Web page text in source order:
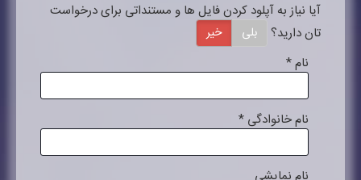
آیا نیاز به آپلود کردن فایل ها و مستنداتی برای درخواست
تان دارید؟
بلی خیر
نام*
نام خانوادگی *